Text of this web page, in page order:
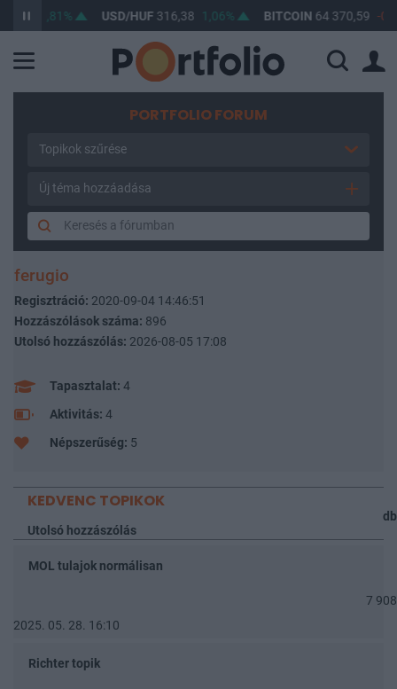
0,81% USD/HUF316,38 1,06% BITCOIN 64 370,59 -
PORTFOLIO FORUM
Topikok szűrése
Új téma hozzáadása
ferugio
Regisztráció: 2020-09-04 14:46:51
Hozzászólások száma: 896
Utolsó hozzászólás: 2026-08-05 17:08
Tapasztalat: 4
Aktivitás: 4
Népszerűség: 5
KEDVENC TOPIKOK
db
Utolsó hozzászólás
MOL tulajok normálisan
7 908
2025. 05. 28. 16:10
Richter topik